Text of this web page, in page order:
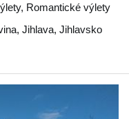
Romantické výlety
, Jihlava, Jihlavsko